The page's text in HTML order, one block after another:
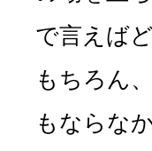
で言えば
もちろん
もならな